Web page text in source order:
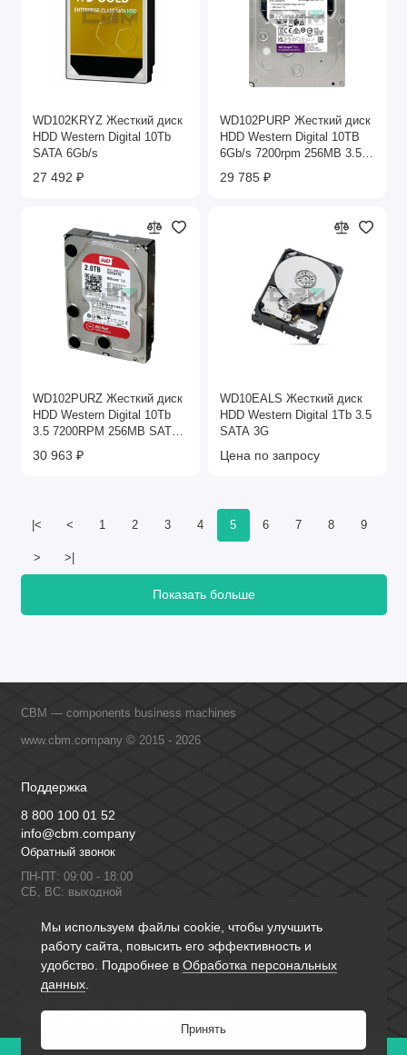
0
WD102KRYZ Жесткий диск
HDD Western Digital 10Tb
SATA 6Gb/s
27 492 ₽
WD102PURP Жесткий диск
HDD Western Digital 10TB
6Gb/s 7200rpm 256MB 3.5
SATA WD Purple Pro
29 785 ₽
WD102PURZ Жесткий диск
HDD Western Digital 10Tb
3.5 7200RPM 256MB SATA-
III
30 963 ₽
WD10EALS Жесткий диск
HDD Western Digital 1Tb 3.5
SATA 3G
Цена по запросу
|< < 1 2 3 4 5 6 7 8 9
> >|
Показать больше
Мы используем файлы cookie, чтобы улучшить
работу сайта, повысить его эффективность и
удобство. Подробнее в Обработка персональных
данных
Принять
CBM — components business machines
www.cbm.company © 2015 - 2026
Поддержка
8 800 100 01 52
info@cbm.company
Обратный звонок
ПН-ПТ: 09:00 - 18:00
СБ, ВС: выходной
Мы в сети